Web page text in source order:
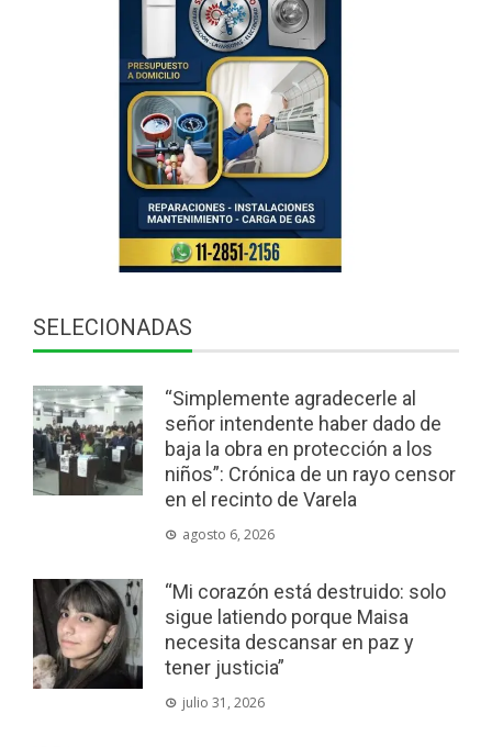
SELECIONADAS
“Simplemente agradecerle al
señor intendente haber dado de
baja la obra en protección a los
niños”: Crónica de un rayo censor
en el recinto de Varela
agosto 6, 2026
“Mi corazón está destruido: solo
sigue latiendo porque Maisa
necesita descansar en paz y
tener justicia”
julio 31, 2026